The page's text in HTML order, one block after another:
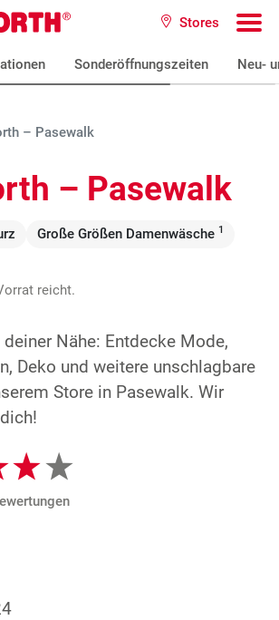
Stores
Sonderöffnungszeiten Neu-
– Pasewalk
– Pasewalk
Große Größen Damenwäsche 1
reicht.
Nähe: Entdecke Mode,
Deko und weitere unschlagbare
Store in Pasewalk. Wir